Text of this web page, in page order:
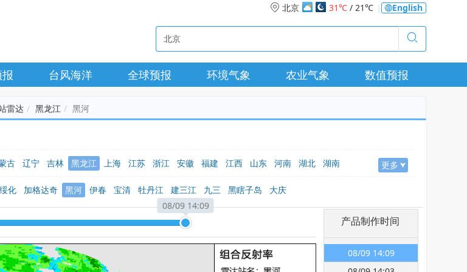
北京 31℃ / 21℃ English
台风海洋 全球预报 环境气象 农业气象 数值预报
雷达 黑龙江 黑河
古 辽宁 吉林 黑龙江 上海 江苏 浙江 安徽 福建 江西 山东 河南 湖北
湖南
更多
绥化 加格达奇 黑河 伊春 宝清 牡丹江 建三江 九三 黑瞎子岛
大庆
08/09 14:09
产品制作时间
08/09 14:09